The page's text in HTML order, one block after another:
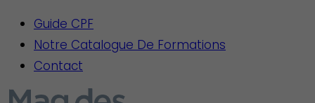
Guide CPF
Notre Catalogue De Formations
Contact